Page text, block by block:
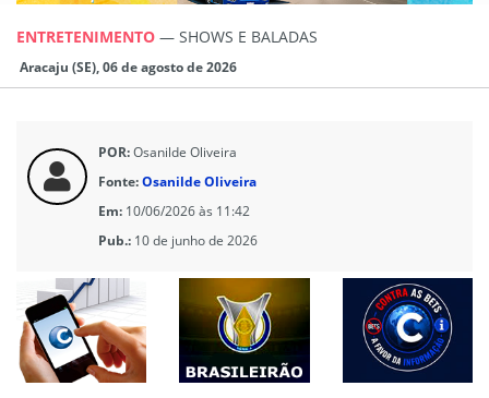
ENTRETENIMENTO — SHOWS E BALADAS
Aracaju (SE), 06 de agosto de 2026
POR:Osanilde Oliveira
Fonte:Osanilde Oliveira
Em: 10/06/2026 às 11:42
Pub.: 10 de junho de 2026